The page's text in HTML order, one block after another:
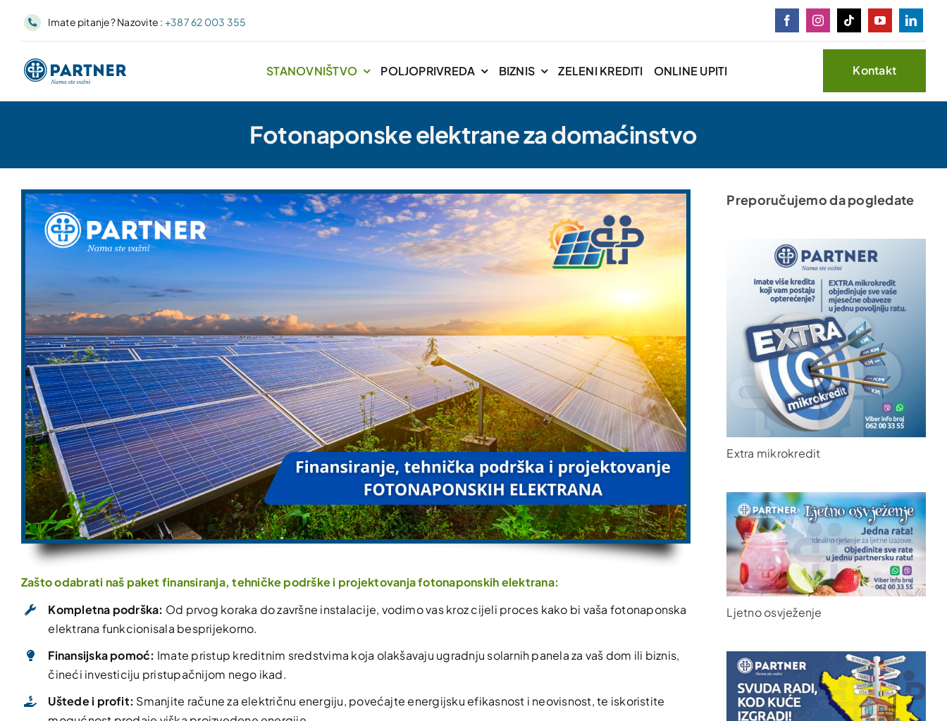
Imate pitanje? Nazovite : +387 62 003 355
STANOVNIŠTVO POLJOPRIVREDA BIZNIS ZELENI KREDITI ONLINE UPITI Kontakt
Fotonaponske elektrane za domaćinstvo
Zašto odabrati naš paket finansiranja, tehničke podrške i projektovanja fotonaponskih elektrana:
Kompletna podrška: Od prvog koraka do završne instalacije, vodimo vas kroz cijeli proces kako bi vaša fotonaponska
elektrana funkcionisala besprijekorno.
Finansijska pomoć: Imate pristup kreditnim sredstvima koja olakšavaju ugradnju solarnih panela za vaš dom ili biznis,
čineći investiciju pristupačnijom nego ikad.
Uštede i profit: Smanjite račune za električnu energiju, povećajte energijsku efikasnost i neovisnost, te iskoristite
Preporučujemo da pogledate
Extra mikrokredit
Ljetno osvježenje